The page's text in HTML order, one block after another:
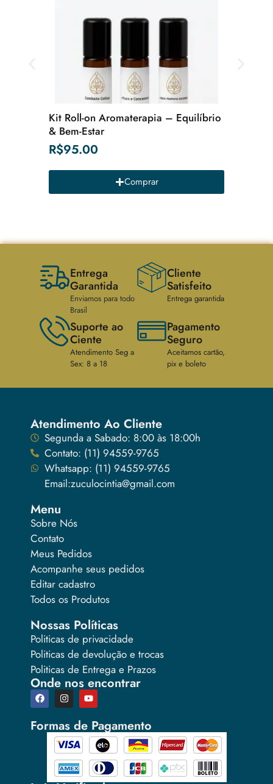
Kit Roll-on Aromaterapia – Equilíbrio
& Bem-Estar
R$95.00
Comprar
Entrega
Garantida
Enviamos para todo
Brasil
Cliente
Satisfeito
Entrega garantida
Suporte ao
Ciente
Atendimento Seg a
Sex: 8 a 18
Pagamento
Seguro
Aceitamos cartão,
pix e boleto
Atendimento Ao Cliente
Segunda a Sabado: 8:00 às 18:00h
Contato: (11) 94559-9765
Whatsapp: (11) 94559-9765
Email:zuculocintia@gmail.com
Menu
Sobre Nós
Contato
Meus Pedidos
Acompanhe seus pedidos
Editar cadastro
Todos os Produtos
Nossas Políticas
Politicas de privacidade
Politicas de devolução e trocas
Politicas de Entrega e Prazos
Onde nos encontrar
Formas de Pagamento